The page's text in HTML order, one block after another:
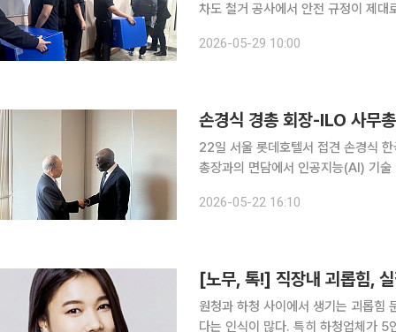
차도 철거 공사에서 안전 규정이 제
거 공사의 발주처인 서울도시기반시
2026-05-29 10:00
손경식 경총 회장-ILO 사무
22일 서울 롯데호텔서 접견 손경식 한국경영자총협회 회장이 질베르 웅보 국제노동기구(ILO) 사무
총장과의 면담에서 인공지능(AI) 기
2026-05-22 16:10
[노무, 톡!] 직장내 괴롭힘,
원청과 하청 사이에서 생기는 괴롭힘
다는 인식이 많다. 특히 하청업체가 5